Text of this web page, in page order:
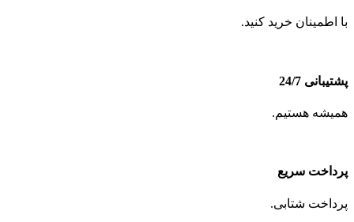
با اطمینان خرید کنید.
پشتیبانی 24/7
همیشه هستیم.
پرداخت سریع
پرداخت شتابی.